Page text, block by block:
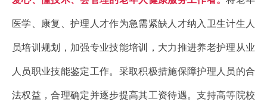
医学、康复、护理人才作为急需紧缺人才纳入卫生计生人
员培训规划，加强专业技能培训，大力推进养老护理从业
人员职业技能鉴定工作。采取积极措施保障护理人员的合
法权益，合理确定并逐步提高其工资待遇。支持高等院校